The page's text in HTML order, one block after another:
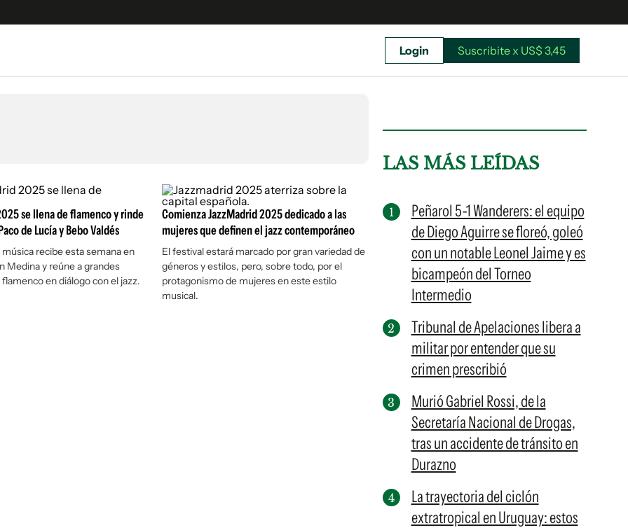
Unidos
Suscribite x US$ 3,45
Login Suscribite x US$ 3,45
se llena de flamenco y rinde
de Lucía y Bebo Valdés
recibe esta semana en
Medina y reúne a grandes
en diálogo con el jazz.
Comienza JazzMadrid 2025 dedicado a las
mujeres que definen el jazz contemporáneo
El festival estará marcado por gran variedad de
géneros y estilos, pero, sobre todo, por el
protagonismo de mujeres en este estilo
musical.
LAS MÁS LEÍDAS
Peñarol 5-1 Wanderers: el equipo
de Diego Aguirre se floreó, goleó
con un notable Leonel Jaime y es
bicampeón del Torneo
Intermedio
Tribunal de Apelaciones libera a
militar por entender que su
crimen prescribió
Murió Gabriel Rossi, de la
Secretaría Nacional de Drogas,
tras un accidente de tránsito en
Durazno
La trayectoria del ciclón
extratropical en Uruguay: estos